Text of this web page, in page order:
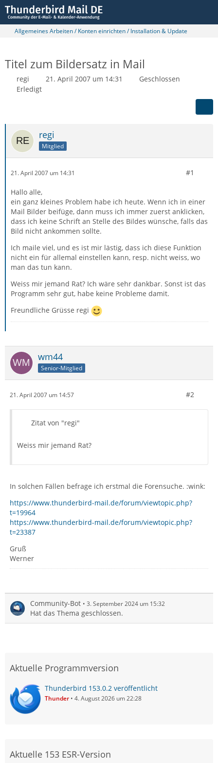
Allgemeines Arbeiten / Konten einrichten / Installation & Update
Titel zum Bildersatz in Mail
regi 21. April 2007 um 14:31
Geschlossen
Erledigt
regi
Mitglied
21. April 2007 um 14:31 #1
Hallo alle,
ein ganz kleines Problem habe ich heute. Wenn ich in einer
Mail Bilder beifüge, dann muss ich immer zuerst anklicken,
dass ich keine Schrift an Stelle des Bildes wünsche, falls das
Bild nicht ankommen sollte.
Ich maile viel, und es ist mir lästig, dass ich diese Funktion
nicht ein für allemal einstellen kann, resp. nicht weiss, wo
man das tun kann.
Weiss mir jemand Rat? Ich wäre sehr dankbar. Sonst ist das
Programm sehr gut, habe keine Probleme damit.
Freundliche Grüsse regi
wm44
Senior-Mitglied
21. April 2007 um 14:57 #2
Zitat von "regi"
Weiss mir jemand Rat?
In solchen Fällen befrage ich erstmal die Forensuche. :wink:
https://www.thunderbird-mail.de/forum/viewtopic.php?
t=19964
https://www.thunderbird-mail.de/forum/viewtopic.php?
t=23387
Gruß
Werner
Community-Bot 3. September 2024 um 15:32
Hat das Thema geschlossen.
Aktuelle Programmversion
Thunderbird 153.0.2 veröffentlicht
Thunder 4. August 2026 um 22:28
Aktuelle 153 ESR-Version